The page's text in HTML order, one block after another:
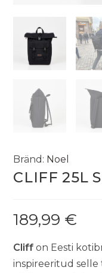
Bränd: Noel
CLIFF 25L
189,99 €
Cliffon Eesti
inspireeritud